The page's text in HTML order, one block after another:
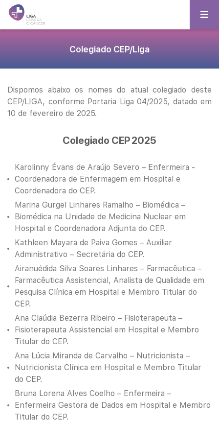
Colegiado CEP/Liga
Dispomos abaixo os nomes do atual colegiado deste
CEP/LIGA, conforme Portaria Liga 04/2025, datado em
10 de fevereiro de 2025.
Colegiado CEP 2025
Karolinny Évans de Araújo Severo – Enfermeira -
Coordenadora de Enfermagem em Hospital e
Coordenadora do CEP.
Marina Gurgel Linhares Ramalho – Biomédica –
Biomédica na Unidade de Medicina Nuclear em
Hospital e Coordenadora Adjunta do CEP.
Kathleen Mayara de Paiva Gomes – Auxiliar
Administrativo – Secretária do CEP.
Airanuédida Silva Soares Linhares – Farmacêutica –
Farmacêutica Assistencial, Analista de Qualidade em
Pesquisa Clínica em Hospital e Membro Titular do
CEP.
Ana Claúdia Bezerra Ribeiro – Fisioterapeuta –
Fisioterapeuta Assistencial em Hospital e Membro
Titular do CEP.
Ana Lúcia Miranda de Carvalho – Nutricionista –
Nutricionista Clínica em Hospital e Membro Titular
do CEP.
Bruna Lorena Alves Coelho – Enfermeira –
Enfermeira Gestora de Dados em Hospital e Membro
Titular do CEP.